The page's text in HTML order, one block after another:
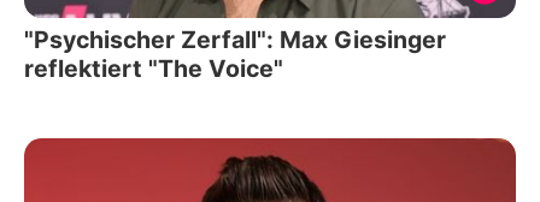
"Psychischer Zerfall": Max Giesinger
reflektiert "The Voice"